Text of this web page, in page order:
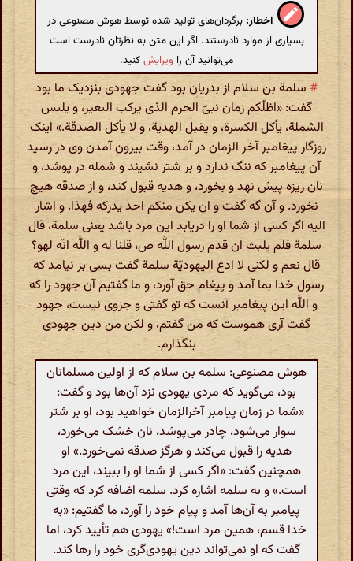
اخطار: برگردان‌های تولید شده توسط هوش مصنوعی در
بسیاری از موارد نادرستند. اگر این متن به نظرتان نادرست است
می‌توانید آن را ویرایشکنید.
# سلمة بن سلام از بدریان بود گفت جهودی بنزدیک ما بود
گفت: «اظلّکم زمان نبیّ الحرم الذی یرکب البعیر، و یلبس
الشملة، یأکل الکسرة، و یقبل الهدیة، و لا یأکل الصدقة.» اینک
روزگار پیغامبر آخر الزمان در آمد، وقت بیرون آمدن وی در رسید
آن پیغامبر که ننگ ندارد و بر شتر نشیند و شمله در پوشد، و
نان ریزه پیش نهد و بخورد، و هدیه قبول کند، و از صدقه هیچ
نخورد. و آن گه گفت و ان یکن منکم احد یدرکه فهذا. و اشار
الیه اگر کسی از شما او را دریابد این مرد باشد یعنی سلمة، قال
سلمة فلم یلبث ان قدم رسول اللَّه ص، قلنا له و اللَّه انّه لهو؟
قال نعم و لکنی لا ادع الیهودیّة سلمة گفت بسی بر نیامد که
رسول خدا بما آمد و پیغام حق آورد، و ما گفتیم آن جهود را که
و اللَّه این پیغامبر آنست که تو گفتی و جزوی نیست، جهود
گفت آری هموست که من گفتم، و لکن من دین جهودی
بنگذارم.
هوش مصنوعی: سلمه بن سلام که از اولین مسلمانان
بود، می‌گوید که مردی یهودی نزد آن‌ها بود و گفت:
«شما در زمان پیامبر آخرالزمان خواهید بود، او بر شتر
سوار می‌شود، چادر می‌پوشد، نان خشک می‌خورد،
هدیه را قبول می‌کند و هرگز صدقه نمی‌خورد.» او
همچنین گفت: «اگر کسی از شما او را ببیند، این مرد
است.» و به سلمه اشاره کرد. سلمه اضافه کرد که وقتی
پیامبر به آن‌ها آمد و پیام خود را آورد، ما گفتیم: «به
خدا قسم، همین مرد است!» یهودی هم تأیید کرد، اما
گفت که او نمی‌تواند دین یهودی‌گری خود را رها کند.